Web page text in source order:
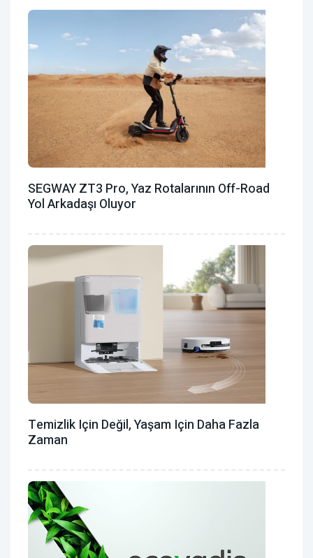
SEGWAY ZT3 Pro, Yaz Rotalarının Off-Road
Yol Arkadaşı Oluyor
Temizlik Için Değil, Yaşam Için Daha Fazla
Zaman